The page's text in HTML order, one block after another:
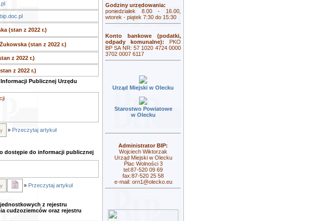
(stan z 2022 r.)
(stan z 2022 r.)
z 2022 r.)
z 2022 r.)
Publicznej Urzędu
» Przeczytaj artykuł
o dostępie do informacji publicznej
» Przeczytaj artykuł
z rejestru
cudzoziemców oraz rejestru
Godziny urzędowania:
poniedziałek 8.00 - 16.00,
wtorek - piątek 7:30 do 15:30
Konto bankowe (podatki,
odpady komunalne): PKO
BP SA NR: 57 1020 4724 0000
3702 0007 6117
Urząd Miejski w Olecku
Starostwo Powiatowe
w Olecku
Administrator BIP:
Wojciech Wiktorzak
Urząd Miejski w Olecku
Plac Wolności 3
tel:87-520 09 69
fax:87-520 25 58
e-mail: orn1@olecko.eu